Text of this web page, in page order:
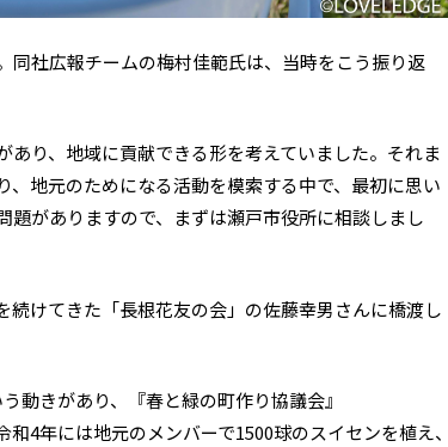
社広報チームの梅村佳範氏は、当時をこう振り返
あり、地域に貢献できる形を考えていました。それま
地元のためになる活動を模索する中で、最初に思い
がありますので、まずは瀬戸市役所に相談しまし
けてきた「長根花友の会」の佐藤幸男さんに橋渡し
動きがあり、『春と緑の町作り協議会』
4年には地元のメンバーで1500球のスイセンを植え